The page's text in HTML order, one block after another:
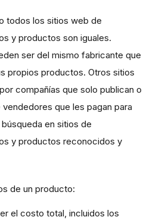
todos los sitios web de
y productos son iguales.
ser del mismo fabricante que
propios productos. Otros sitios
compañías que solo publican o
que les pagan para
en sitios de
y productos reconocidos y
de un producto:
el costo total, incluidos los